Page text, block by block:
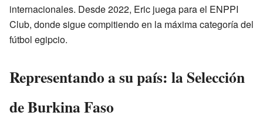
internacionales. Desde 2022, Eric juega para el ENPPI
Club, donde sigue compitiendo en la máxima categoría del
fútbol egipcio.
Representando a su país: la Selección
de Burkina Faso